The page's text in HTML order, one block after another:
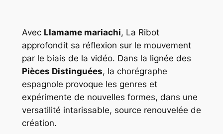
Avec Llamame mariachi, La Ribot
approfondit sa réflexion sur le mouvement
par le biais de la vidéo. Dans la lignée des
Pièces Distinguées, la chorégraphe
espagnole provoque les genres et
expérimente de nouvelles formes, dans une
versatilité intarissable, source renouvelée de
création.